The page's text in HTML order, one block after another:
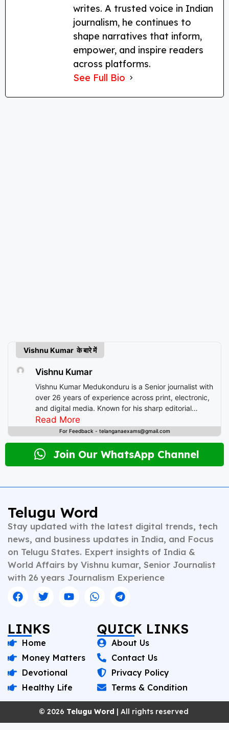
writes. A trusted voice in Indian
journalism, he continues to
shape narratives that inform,
empower, and inspire readers
across platforms.
See Full Bio
Vishnu Kumar के बारे में
Vishnu Kumar
Vishnu Kumar Medukonduru is a Senior journalist with
over 26 years of experience across print, electronic,
and digital media. Known for his sharp editorial
instincts and deep understanding of public
discourse, Vishnu has contributed to leading
desk editing to content strategy and multimedia
storytelling. His expertise spans a wide spectrum of
analysis, Vishnu brings clarity, credibility, and
context to every piece he writes. A trusted voice in
Indian journalism, he continues to shape narratives
that inform, empower, and inspire readers across
platforms.
Read More
For Feedback - telanganaexams@gmail.com
Join Our WhatsApp Channel
Telugu Word
Stay updated with the latest digital trends, tech
news, and business updates in India, and Focus
on Telugu States. Expert insights of India &
World Affairs by Vishnu kumar, Senior Journalist
with 26 years Journalism Experience
LINKS
Home
Money Matters
Devotional
Healthy Life
QUICK LINKS
About Us
Contact Us
Privacy Policy
Terms & Condition
© 2026 Telugu Word | All rights reserved